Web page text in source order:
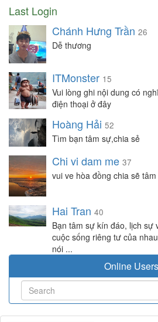
Last Login
Chánh Hưng Trần 26
Dễ thương
ITMonster 15
Vui lòng ghi nội dung có
điện thoại ở đây
Hoàng Hải 52
Tìm bạn tâm sự,chia sẻ
Chi vi dam me 37
vui ve hòa đồng chia sẽ
Hai Tran 40
Bạn tâm sự kín đáo, lịch sự
cuộc sống riêng tư của
nói ...
Online Users